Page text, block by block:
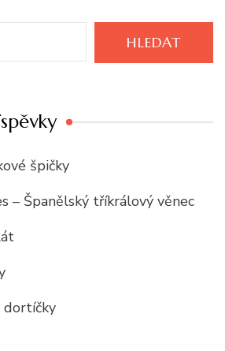
HLEDAT
špičky
– Španělský tříkrálový věnec
dortíčky